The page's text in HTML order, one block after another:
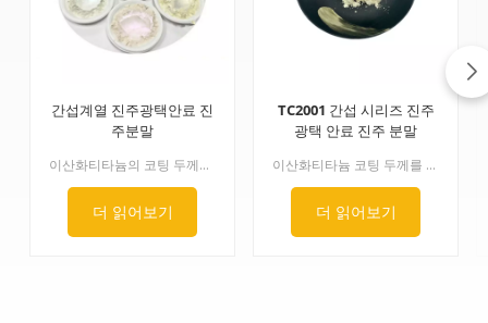
간섭계열 진주광택안료 진
주분말
이산화티타늄의 코팅 두께를 정밀하게 제어함으로써, 간섭 계열은 금색, 빨간색, 보라색, 파란색, 녹색 등 무지개색과 같은 간섭 변화 색상을 생성하여 광택을 부여합니다. 이 시리즈 제품의 색상은 전적으로 물리적 빛의 간섭에 의해 발생합니다. 고굴절률 이산화티타늄의 반사광과 저굴절률 운모의 반사광 사이의 광학 경로 차이가 서로 다른 색상을 간섭합니다.
더 읽어보기
TC2001 간섭 시리즈 진주
광택 안료 진주 분말
이산화티타늄 코팅 두께를 정밀하게 제어함으로써, 간섭 시리즈는 금색, 빨간색, 보라색, 파란색, 녹색 등 무지개처럼 다양한 색상이 간섭에 의해 변하는 효과를 내어 광택을 더합니다. 이 시리즈 제품의 색상은 전적으로 물리적인 빛의 간섭 현상에 의해 발생합니다. 굴절률이 높은 이산화티타늄에서 반사된 빛과 굴절률이 낮은 운모에서 반사된 빛의 광경로 차이가 서로 간섭하여 다양한 색상을 만들어냅니다.
더 읽어보기